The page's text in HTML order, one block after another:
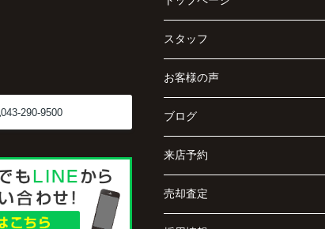
043-290-9500
スタッフ
お客様の声
ブログ
来店予約
売却査定